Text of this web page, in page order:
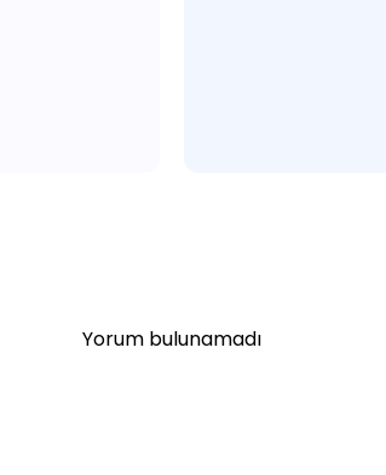
Yorum bulunamadı